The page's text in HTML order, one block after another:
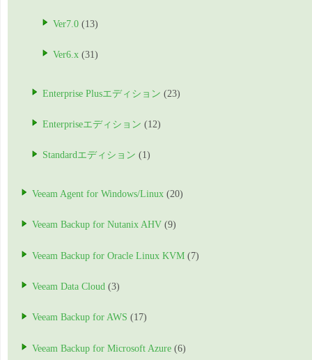
Ver7.0 (13)
Ver6.x (31)
Enterprise Plusエディション (23)
Enterpriseエディション (12)
Standardエディション (1)
Veeam Agent for Windows/Linux (20)
Veeam Backup for Nutanix AHV (9)
Veeam Backup for Oracle Linux KVM (7)
Veeam Data Cloud (3)
Veeam Backup for AWS (17)
Veeam Backup for Microsoft Azure (6)